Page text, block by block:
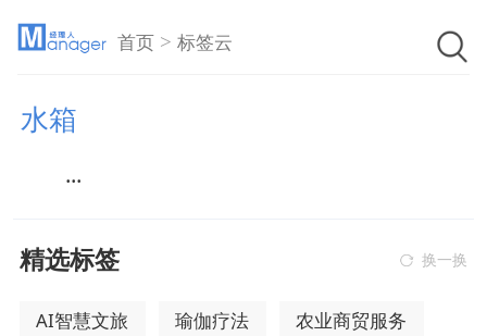
首页 >标签云
水箱
...
精选标签 换一换
AI智慧文旅 瑜伽疗法 农业商贸服务